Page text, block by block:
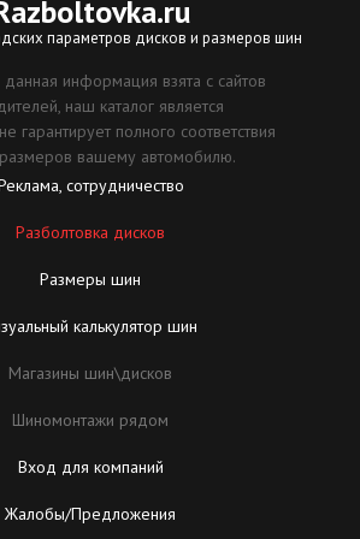
.ru
параметров дисков и размеров шин
информация взята с сайтов
наш каталог является
полного соответствия
вашему автомобилю.
сотрудничество
Разболтовка дисков
Размеры шин
калькулятор шин
Магазины шин\дисков
Шиномонтажи рядом
Вход для компаний
Жалобы/Предложения